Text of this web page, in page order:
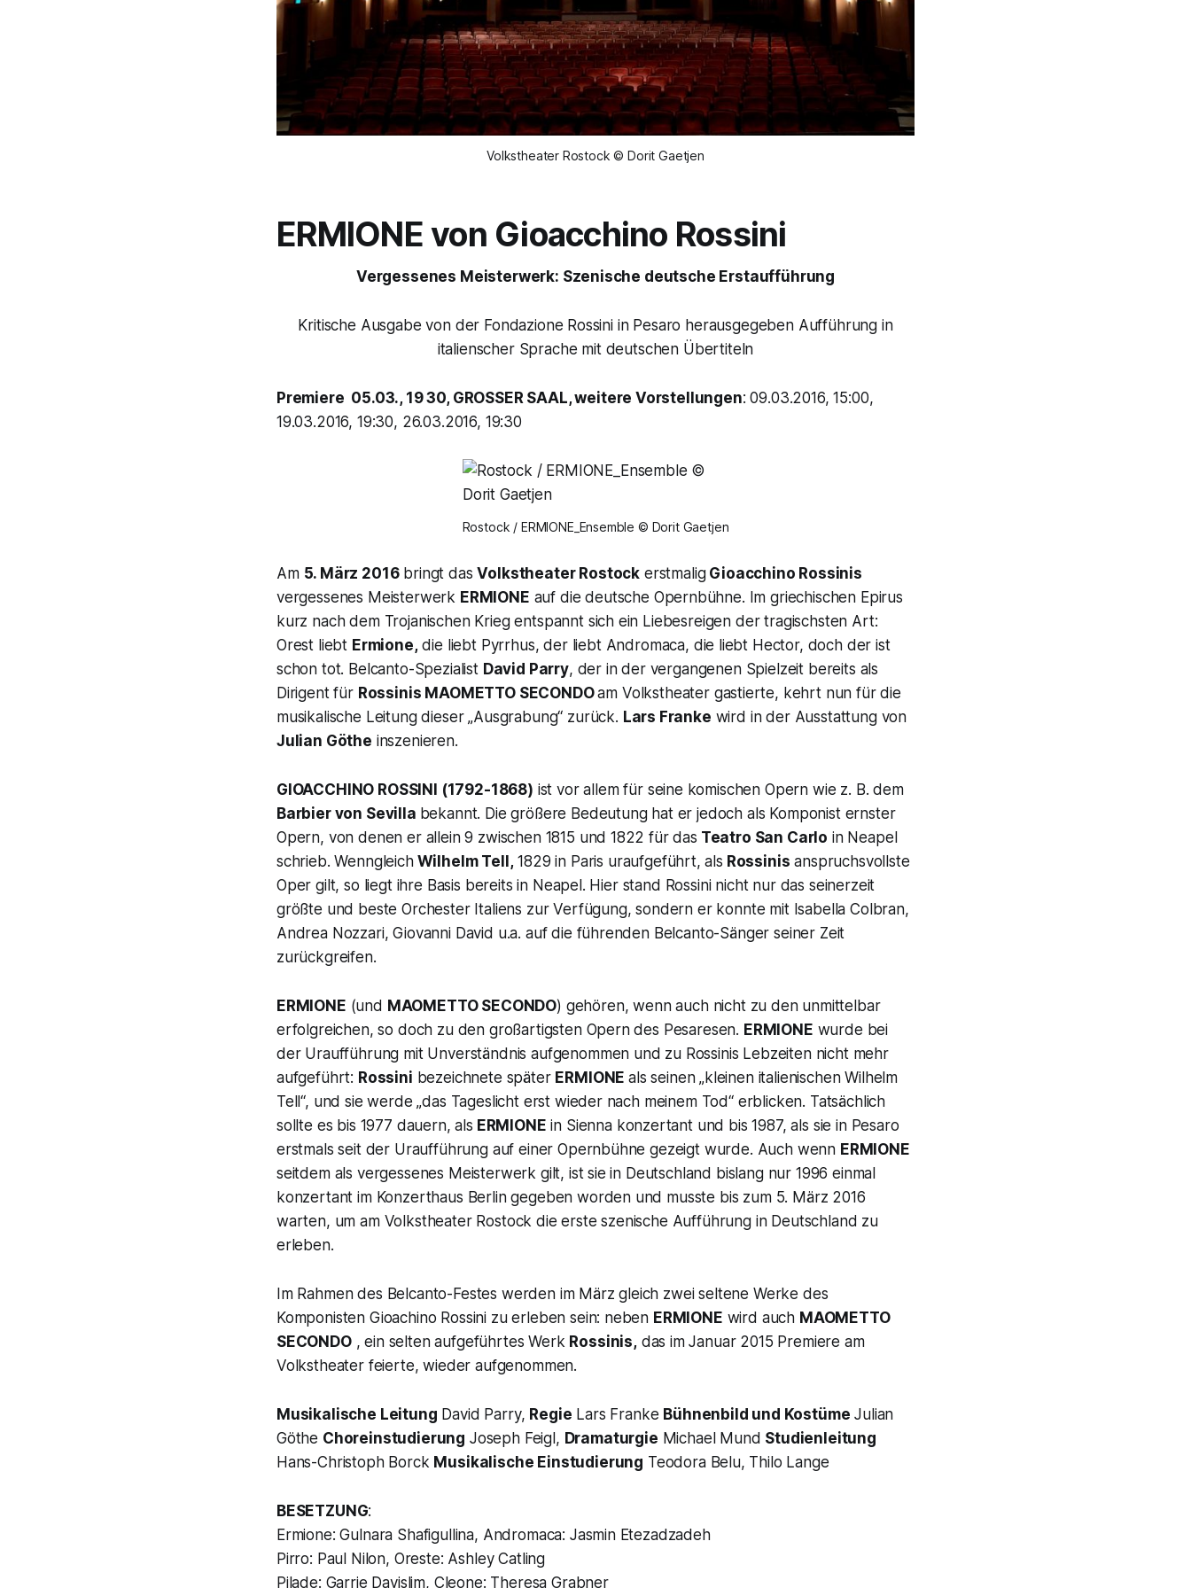
Volkstheater Rostock © Dorit Gaetjen
ERMIONEvon Gioacchino Rossini
Vergessenes Meisterwerk: Szenische deutsche Erstaufführung
Kritische Ausgabe von der Fondazione Rossini in Pesaro herausgegeben Aufführung in
italienscher Sprache mit deutschen Übertiteln
Premiere 05.03., 19 30, GROSSER SAAL, weitere Vorstellungen: 09.03.2016, 15:00,
19.03.2016, 19:30, 26.03.2016, 19:30
Rostock / ERMIONE_Ensemble © Dorit Gaetjen
Am 5. März 2016bringt dasVolkstheater Rostock erstmaligGioacchino Rossinis
vergessenes Meisterwerk ERMIONE auf die deutsche Opernbühne. Im griechischen Epirus
kurz nach dem Trojanischen Krieg entspannt sich ein Liebesreigen der tragischsten Art:
Orest liebt Ermione,die liebt Pyrrhus, der liebtAndromaca, die liebt Hector, doch der ist
schon tot. Belcanto-Spezialist David Parry, der in der vergangenen Spielzeit bereits als
Dirigent für Rossinis MAOMETTO SECONDOam Volkstheater gastierte, kehrt nun für die
musikalische Leitung dieser „Ausgrabung“ zurück. Lars Franke wird in der Ausstattung von
Julian Göthe inszenieren.
GIOACCHINO ROSSINI (1792-1868) ist vor allem für seine komischen Opern wie z. B. dem
Barbier von Sevilla bekannt. Die größere Bedeutung hat er jedoch als Komponist ernster
Opern, von denen er allein 9 zwischen 1815 und 1822 für das Teatro San Carlo in Neapel
schrieb. WenngleichWilhelm Tell, 1829 in Paris uraufgeführt, als Rossinis anspruchsvollste
Oper gilt, so liegt ihre Basis bereits in Neapel. Hier stand Rossini nicht nur das seinerzeit
größte und beste Orchester Italiens zur Verfügung, sondern er konnte mit Isabella Colbran,
Andrea Nozzari, Giovanni David u.a. auf die führenden Belcanto-Sänger seiner Zeit
zurückgreifen.
ERMIONE (und MAOMETTO SECONDO) gehören, wenn auch nicht zu den unmittelbar
erfolgreichen, so doch zu den großartigsten Opern des Pesaresen. ERMIONE wurde bei
der Uraufführung mit Unverständnis aufgenommen und zu Rossinis Lebzeiten nicht mehr
aufgeführt: Rossini bezeichnete später ERMIONE als seinen „kleinen italienischen Wilhelm
Tell“, und sie werde „das Tageslicht erst wieder nach meinem Tod“ erblicken. Tatsächlich
sollte es bis 1977 dauern, als ERMIONE in Sienna konzertant und bis 1987, als sie in Pesaro
erstmals seit der Uraufführung auf einer Opernbühne gezeigt wurde. Auch wenn ERMIONE
seitdem als vergessenes Meisterwerk gilt, ist sie in Deutschland bislang nur 1996 einmal
konzertant im Konzerthaus Berlin gegeben worden und musste bis zum 5. März 2016
warten, um am Volkstheater Rostock die erste szenische Aufführung in Deutschland zu
erleben.
Im Rahmen des Belcanto-Festes werden im März gleich zwei seltene Werke des
Komponisten Gioachino Rossini zu erleben sein: neben ERMIONE wird auch MAOMETTO
SECONDO, ein selten aufgeführtes Werk Rossinis,das im Januar 2015 Premiere am
Volkstheater feierte, wieder aufgenommen.
Musikalische Leitung David Parry, Regie Lars Franke Bühnenbild und Kostüme Julian
Göthe Choreinstudierung Joseph Feigl, Dramaturgie Michael Mund Studienleitung
Hans-Christoph Borck Musikalische Einstudierung Teodora Belu, Thilo Lange
BESETZUNG:
Ermione: Gulnara Shafigullina, Andromaca: Jasmin Etezadzadeh
Pirro: Paul Nilon, Oreste: Ashley Catling
Pilade: Garrie Davislim, Cleone: Theresa Grabner